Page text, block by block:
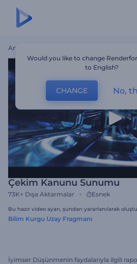
Ana Sayfa
Çekim Kanunu Sunumu
73K+ Dışa Aktarmalar Esnek
Bu hazır video ayarı, şundan yararlanılarak
Bilim Kurgu Uzay Fragmanı
İyimser Düşünmenin faydalarıyla ilgili
Would you like to change
to English?
CHANGE No,